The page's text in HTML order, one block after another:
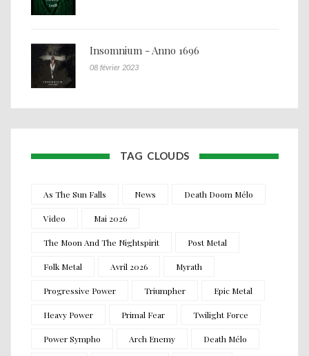
Insomnium - Anno 1696
08 février 2023
TAG CLOUDS
As The Sun Falls News Death Doom Mélo
Video Mai 2026
The Moon And The Nightspirit Post Metal
Folk Metal Avril 2026 Myrath
Progressive Power Triumpher Epic Metal
Heavy Power Primal Fear Twilight Force
Power Sympho Arch Enemy Death Mélo